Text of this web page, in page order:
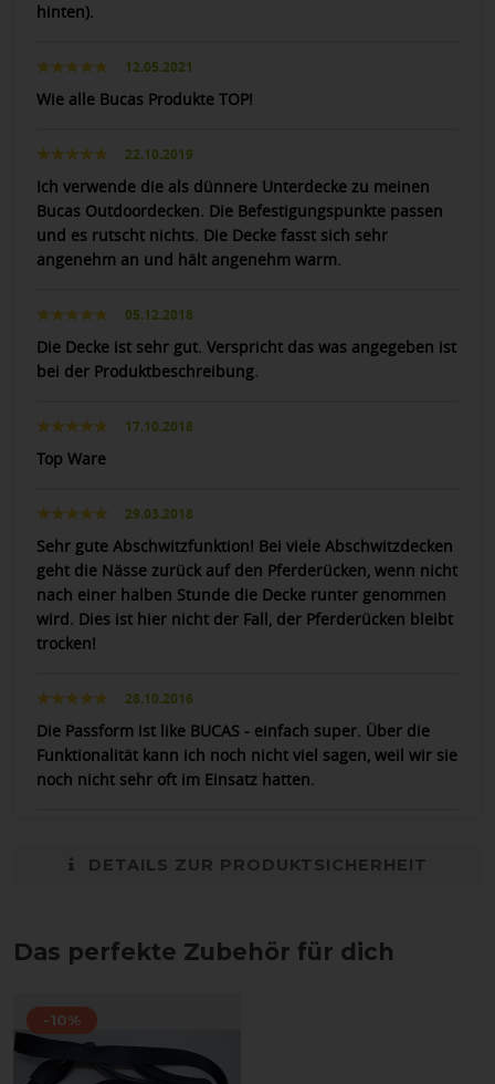
hinten).
12.05.2021
Wie alle Bucas Produkte TOP!
22.10.2019
Ich verwende die als dünnere Unterdecke zu meinen
Bucas Outdoordecken. Die Befestigungspunkte passen
und es rutscht nichts. Die Decke fasst sich sehr
angenehm an und hält angenehm warm.
05.12.2018
Die Decke ist sehr gut. Verspricht das was angegeben ist
bei der Produktbeschreibung.
17.10.2018
Top Ware
29.03.2018
Sehr gute Abschwitzfunktion! Bei viele Abschwitzdecken
geht die Nässe zurück auf den Pferderücken, wenn nicht
nach einer halben Stunde die Decke runter genommen
wird. Dies ist hier nicht der Fall, der Pferderücken bleibt
trocken!
28.10.2016
Die Passform ist like BUCAS - einfach super. Über die
Funktionalität kann ich noch nicht viel sagen, weil wir sie
noch nicht sehr oft im Einsatz hatten.
DETAILS ZUR PRODUKTSICHERHEIT
Das perfekte Zubehör für dich
-10%